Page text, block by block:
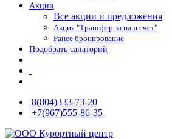
Акции
Все акции и предложения
Акция "Трансфер за наш счет"
Ранее бронирование
Подобрать санаторий
8(804)333-73-20
+7(967)555-86-35